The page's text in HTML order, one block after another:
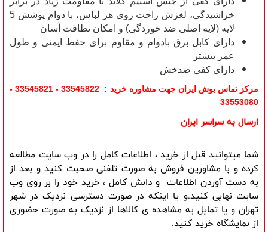
خراشیدگی، لغزش راحت روی هر لباس، با دوام پوشش 5
لایه (لایه اصلی ضد خوردگی) و امکان نظافت آسان
دارای کابل برق بادوام و مقاوم برای حفظ ایمنی و طول
عمر بیشتر
دارای کفی ضدخش
مرکز تماس بوش ایران جهت مشاوره خرید : 33545822 - 33545821 -
33553080
ارسال به سراسر ایران
شما میتوانید قبل از خرید ، اطلاعات کامل را در وب سایت مطالعه
کرده و با مشاورین فروش به صورت تلفنی صحبت کنید و بعد از
به دست آوردن اطلاعات و دانش کامل ، خرید خود را بر روی وب
سایت نهایی کنید.و یا اینکه در صورت دسترسی نزدیک در شهر
تهران و یا تمایل به مشاهده ی کالاها از نزدیک به صورت حضوری
از نمایشگاه خرید کنید.